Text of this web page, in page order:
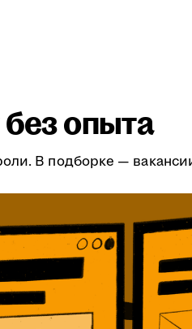
опыта
В подборке —